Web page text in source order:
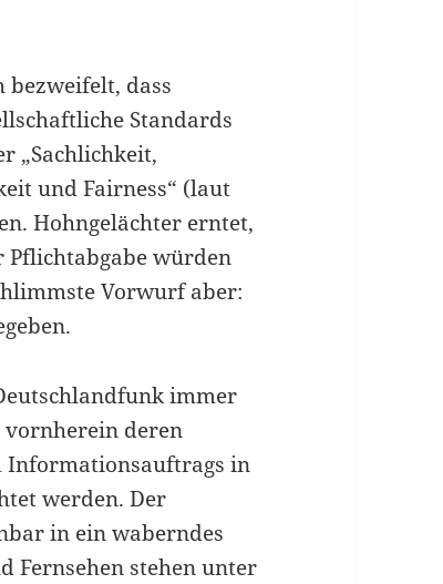
dass
Standards
„Sachlichkeit,
und Fairness“ (laut
Hohngelächter erntet,
Pflichtabgabe würden
Vorwurf aber:
immer
deren
Informationsauftrags in
werden. Der
in ein waberndes
Fernsehen stehen unter